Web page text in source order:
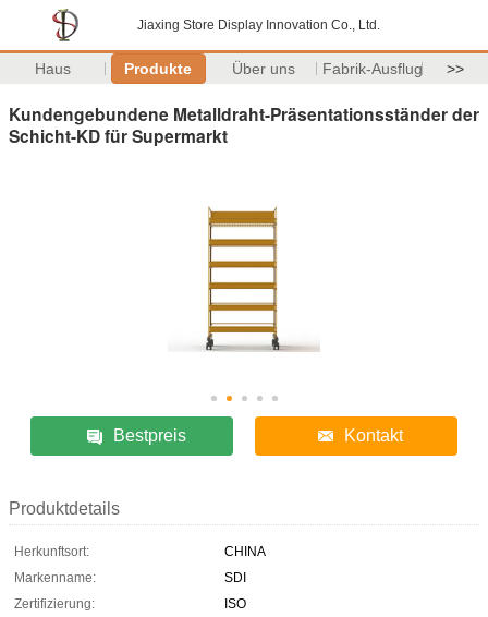
Jiaxing Store Display Innovation Co., Ltd.
Haus Produkte Über uns Fabrik-Ausflug >>
Kundengebundene Metalldraht-Präsentationsständer der
Schicht-KD für Supermarkt
Bestpreis Kontakt
Produktdetails
Herkunftsort:
CHINA
Markenname:
SDI
Zertifizierung:
ISO